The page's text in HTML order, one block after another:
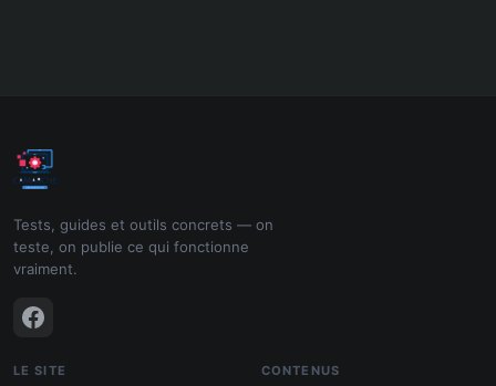
Tests, guides et outils concrets — on
teste, on publie ce qui fonctionne
vraiment.
LE SITE CONTENUS